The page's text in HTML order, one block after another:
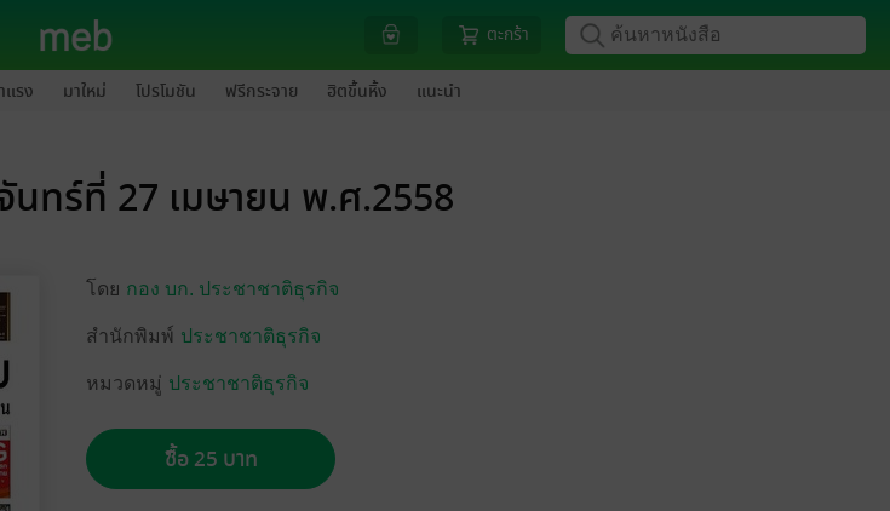
ตะกร้า
แรง มาใหม่ โปรโมชัน ฟรีกระจาย ฮิตขึ้นหิ้ง แนะนำ
นทร์ที่ 27 เมษายน พ.ศ.2558
โดย กอง บก. ประชาชาติธุรกิจ
สำนักพิมพ์ ประชาชาติธุรกิจ
หมวดหมู่ ประชาชาติธุรกิจ
ซื้อ 25 บาท